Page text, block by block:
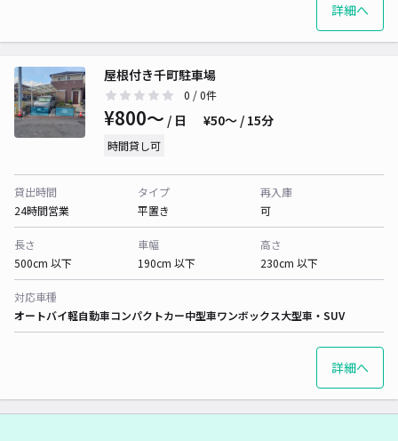
詳細へ
屋根付き千町駐車場
0 / 0件
¥800〜 / 日 ¥50〜 / 15分
時間貸し可
貸出時間
24時間営業
タイプ
平置き
再入庫
可
長さ
500cm 以下
車幅
190cm 以下
高さ
230cm 以下
対応車種
オートバイ軽自動車コンパクトカー中型車ワンボックス大型車・SUV
詳細へ